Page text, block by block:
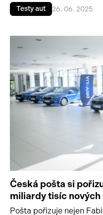
Testy aut 26. 06. 2025
Česká pošta si
miliardy tisíc nových
Pošta pořizuje nejen